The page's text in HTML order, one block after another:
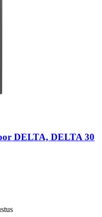
DELTA, DELTA 30